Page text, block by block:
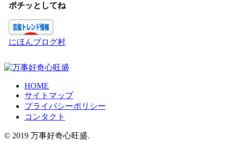
カ
ブ
ポチッとしてね
にほんブログ村
HOME
サイトマップ
プライバシーポリシー
コンタクト
© 2019 万事好奇心旺盛.